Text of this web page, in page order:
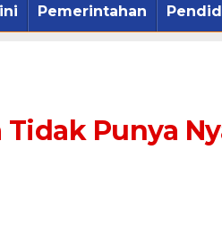
Pemerintahan
Punya